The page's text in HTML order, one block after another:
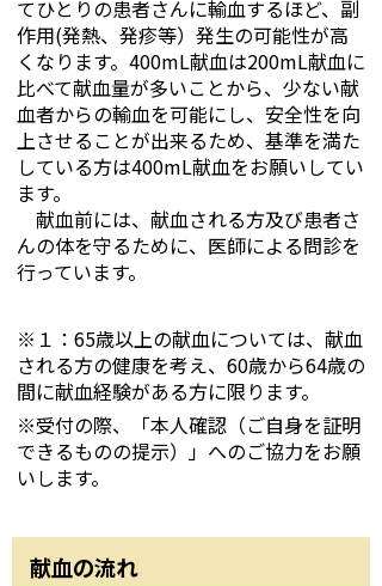
てひとりの患者さんに輸血するほど、副
作用(発熱、発疹等）発生の可能性が高
くなります。400mL献血は200mL献血に
比べて献血量が多いことから、少ない献
血者からの輸血を可能にし、安全性を向
上させることが出来るため、基準を満た
している方は400mL献血をお願いしてい
ます。
献血前には、献血される方及び患者さ
んの体を守るために、医師による問診を
行っています。
※１：65歳以上の献血については、献血
される方の健康を考え、60歳から64歳の
間に献血経験がある方に限ります。
※受付の際、「本人確認（ご自身を証明
できるものの提示）」へのご協力をお願
いします。
献血の流れ